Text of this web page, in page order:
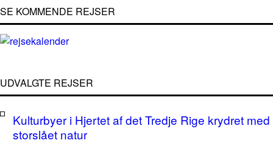
SE KOMMENDE REJSER
UDVALGTE REJSER
Kulturbyer i Hjertet af det Tredje Rige krydret med
storslået natur